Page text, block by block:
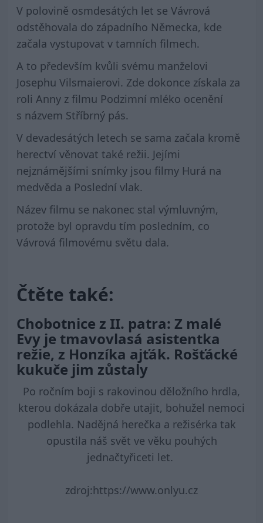
V polovině osmdesátých let se Vávrová
odstěhovala do západního Německa, kde
začala vystupovat v tamních filmech.
A to především kvůli svému manželovi
Josephu Vilsmaierovi. Zde dokonce získala za
roli Anny z filmu Podzimní mléko ocenění
s názvem Stříbrný pás.
V devadesátých letech se sama začala kromě
herectví věnovat také režii. Jejími
nejznámějšími snímky jsou filmy Hurá na
medvěda a Poslední vlak.
Název filmu se nakonec stal výmluvným,
protože byl opravdu tím posledním, co
Vávrová filmovému světu dala.
Čtěte také:
Chobotnice z II. patra: Z malé
Evy je tmavovlasá asistentka
režie, z Honzíka ajťák. Rošťácké
kukuče jim zůstaly
Po ročním boji s rakovinou děložního hrdla,
kterou dokázala dobře utajit, bohužel nemoci
podlehla. Nadějná herečka a režisérka tak
opustila náš svět ve věku pouhých
jednačtyřiceti let.
zdroj:https://www.onlyu.cz